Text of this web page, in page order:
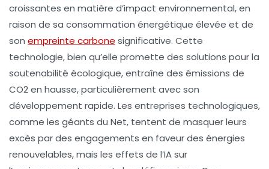
croissantes en matière d’impact environnemental, en
raison de sa consommation énergétique élevée et de
son empreinte carbone significative. Cette
technologie, bien qu’elle promette des solutions pour la
soutenabilité écologique, entraîne des émissions de
CO2 en hausse, particulièrement avec son
développement rapide. Les entreprises technologiques,
comme les géants du Net, tentent de masquer leurs
excès par des engagements en faveur des énergies
renouvelables, mais les effets de l’IA sur